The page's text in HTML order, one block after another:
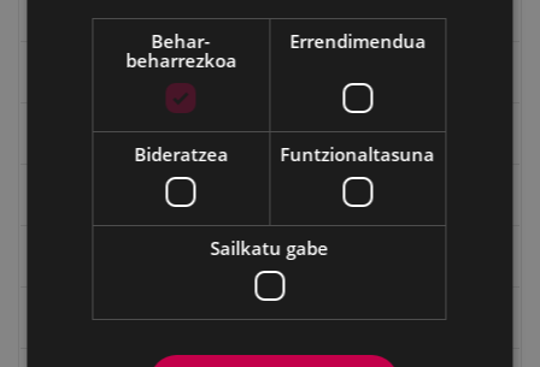
"Gure Herria" aldizkaria
Txostenak eta dokumentuak
Eibarko Fonoteka
Behar-
beharrezkoa
Errendimendua
Bideratzea Funtzionaltasuna
Sailkatu gabe